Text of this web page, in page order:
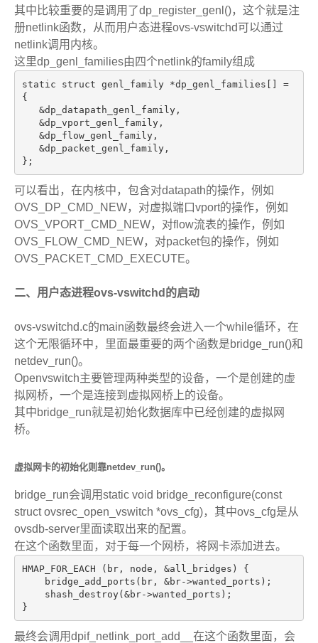
其中比较重要的是调用了dp_register_genl()，这个就是注
册netlink函数，从而用户态进程ovs-vswitchd可以通过
netlink调用内核。
这里dp_genl_families由四个netlink的family组成
static struct genl_family *dp_genl_families[] =
{
   &dp_datapath_genl_family,
   &dp_vport_genl_family,
   &dp_flow_genl_family,
   &dp_packet_genl_family,
};
可以看出，在内核中，包含对datapath的操作，例如
OVS_DP_CMD_NEW，对虚拟端口vport的操作，例如
OVS_VPORT_CMD_NEW，对flow流表的操作，例如
OVS_FLOW_CMD_NEW， 对packet包的操作，例如
OVS_PACKET_CMD_EXECUTE。
二、用户态进程ovs-vswitchd的启动
ovs-vswitchd.c的main函数最终会进入一个while循环，在
这个无限循环中，里面最重要的两个函数是bridge_run()和
netdev_run()。
Openvswitch主要管理两种类型的设备，一个是创建的虚
拟网桥，一个是连接到虚拟网桥上的设备。
其中bridge_run就是初始化数据库中已经创建的虚拟网
桥。
虚拟网卡的初始化则靠netdev_run()。
bridge_run会调用static void bridge_reconfigure(const
struct ovsrec_open_vswitch *ovs_cfg)，其中ovs_cfg是从
ovsdb-server里面读取出来的配置。
在这个函数里面，对于每一个网桥，将网卡添加进去。
HMAP_FOR_EACH (br, node, &all_bridges) {
    bridge_add_ports(br, &br->wanted_ports);
    shash_destroy(&br->wanted_ports);
}
最终会调用dpif_netlink_port_add__在这个函数里面，会